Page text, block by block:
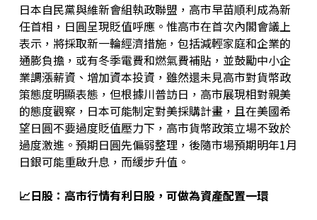
日本自民黨與維新會組執政聯盟，高市早苗順利成為新
任首相，日圓呈現貶值呼應。惟高市在首次內閣會議上
表示，將採取新一輪經濟措施，包括減輕家庭和企業的
通膨負擔，或有冬季電費和燃氣費補貼，並鼓勵中小企
業調漲薪資、增加資本投資，雖然還未見高市對貨幣政
策態度明顯表態，但根據川普訪日，高市展現相對親美
的態度觀察，日本可能制定對美採購計畫，且在美國希
望日圓不要過度貶值壓力下，高市貨幣政策立場不致於
過度激進。預期日圓先偏弱整理，後隨市場預期明年1月
日銀可能重啟升息，而緩步升值。
📈日股：高市行情有利日股，可做為資產配置一環